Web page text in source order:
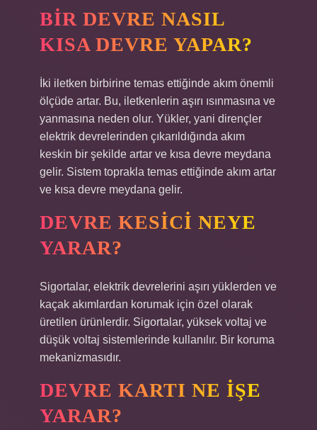
BIR DEVRE NASIL
KISA DEVRE YAPAR?
İki iletken birbirine temas ettiğinde akım önemli
ölçüde artar. Bu, iletkenlerin aşırı ısınmasına ve
yanmasına neden olur. Yükler, yani dirençler
elektrik devrelerinden çıkarıldığında akım
keskin bir şekilde artar ve kısa devre meydana
gelir. Sistem toprakla temas ettiğinde akım artar
ve kısa devre meydana gelir.
DEVRE KESICI NEYE
YARAR?
Sigortalar, elektrik devrelerini aşırı yüklerden ve
kaçak akımlardan korumak için özel olarak
üretilen ürünlerdir. Sigortalar, yüksek voltaj ve
düşük voltaj sistemlerinde kullanılır. Bir koruma
mekanizmasıdır.
DEVRE KARTI NE IŞE
YARAR?